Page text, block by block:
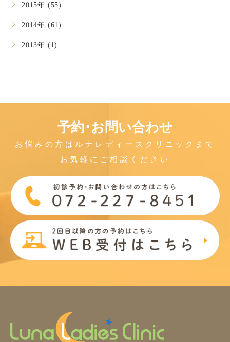
2015年 (55)
2014年 (61)
2013年 (1)
予約･お問い合わせ
お悩みの方はルナレディースクリニックまで
お気軽にご相談ください